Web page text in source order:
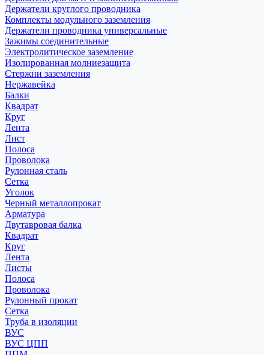
Держатели круглого проводника
Комплекты модульного заземления
Держатели проводника универсальные
Зажимы соединительные
Электролитическое заземление
Изолированная молниезащита
Стержни заземления
Нержавейка
Балки
Квадрат
Круг
Лента
Лист
Полоса
Проволока
Рулонная сталь
Сетка
Уголок
Черный металлопрокат
Арматура
Двутавровая балка
Квадрат
Круг
Лента
Листы
Полоса
Проволока
Рулонный прокат
Сетка
Труба в изоляции
ВУС
ВУС ЦПП